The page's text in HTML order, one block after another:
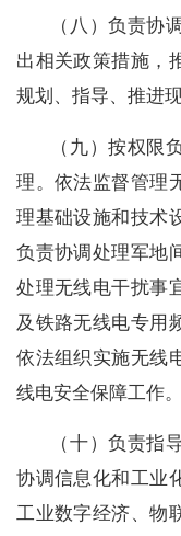
（八）负责协
出相关政策措施，
规划、指导、推进
（九）按权限
理。依法监督管理
理基础设施和技术
负责协调处理军地
处理无线电干扰事
及铁路无线电专用
依法组织实施无线
线电安全保障工作。
（十）负责指
协调信息化和工业
工业数字经济、物